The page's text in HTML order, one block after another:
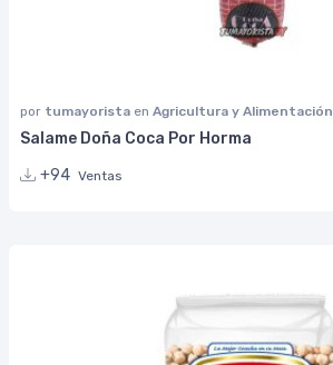
por tumayorista en Agricultura y Alimentación
Salame Doña Coca Por Horma
+94 Ventas